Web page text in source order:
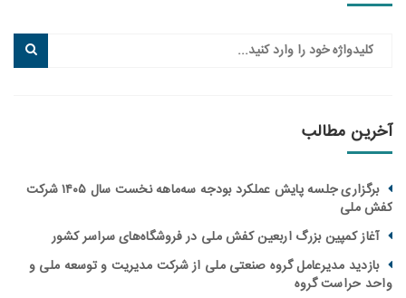
مطالب
برگزاری جلسه پایش عملکرد بودجه سه‌ماهه نخست سال ۱۴۰۵ شرکت
ملی
کمپین بزرگ اربعین کفش ملی در فروشگاه‌های سراسر کشور
مدیرعامل گروه صنعتی ملی از شرکت مدیریت و توسعه ملی و
حراست گروه